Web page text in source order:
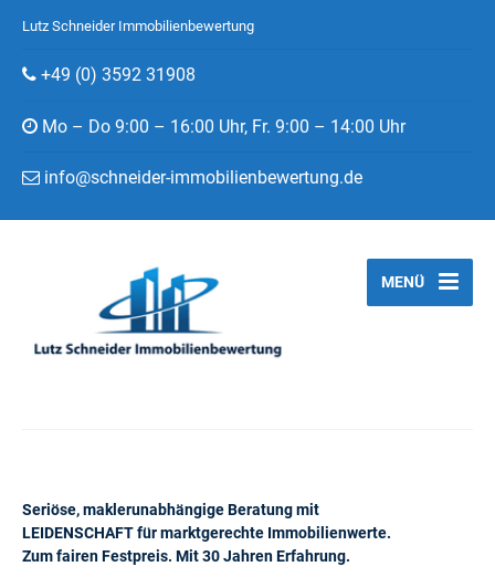
Lutz Schneider Immobilienbewertung
+49 (0) 3592 31908
Mo – Do 9:00 – 16:00 Uhr, Fr. 9:00 – 14:00 Uhr
info@schneider-immobilienbewertung.de
Seriöse, maklerunabhängige Beratung mit
LEIDENSCHAFT für marktgerechte Immobilienwerte.
Zum fairen Festpreis. Mit 30 Jahren Erfahrung.
MENÜ